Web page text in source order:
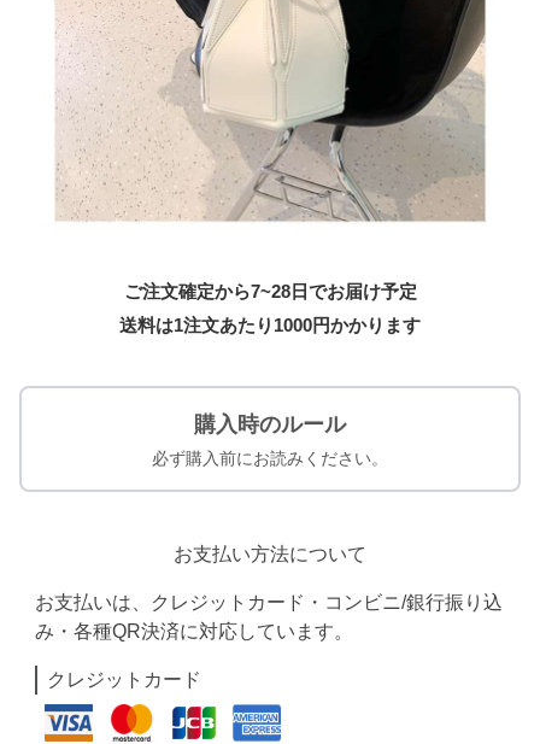
ご注文確定から7~28日でお届け予定
送料は1注文あたり 1000円かかります
購入時のルール
必ず購入前にお読みください。
お支払い方法について
お支払いは、クレジットカード・コンビニ/銀行振り込
み・各種QR決済に対応しています。
クレジットカード